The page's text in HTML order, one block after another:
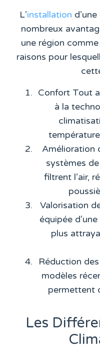
L’installation d’une
nombreux
une région
raisons pour
Confort Tout
à la
Amélioration
systèmes
filtrent l’air,
Valorisation
équipée
plus
Réduction
modèles
permettent
Les